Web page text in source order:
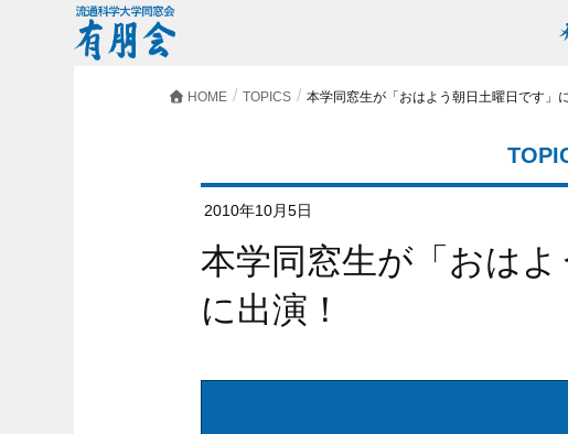
HOME TOPICS 本学同窓生が「おはよう朝日土曜日です」
2010年10月5日
本学同窓生が「おはよう朝日土曜日です」
に出演！